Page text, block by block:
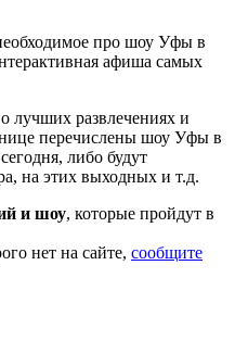
про шоу Уфы в
афиша самых
лучших развлечениях и
перечислены шоу Уфы в
либо будут
на этих выходных и т.д.
и шоу, которые пройдут в
нет на сайте, сообщите